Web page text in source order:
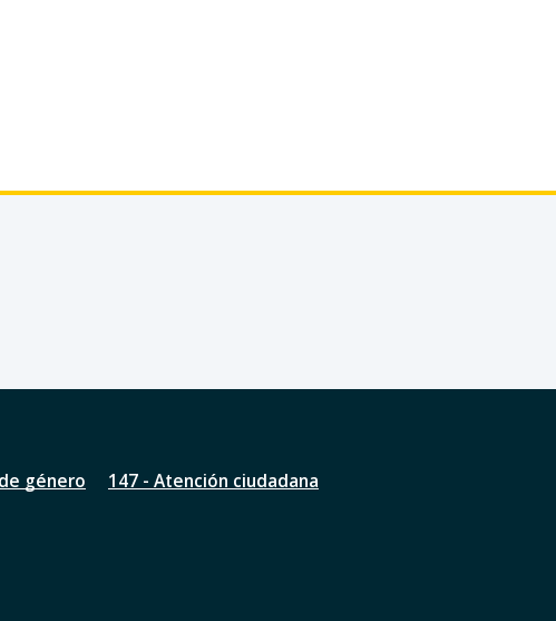
género
147 - Atención ciudadana